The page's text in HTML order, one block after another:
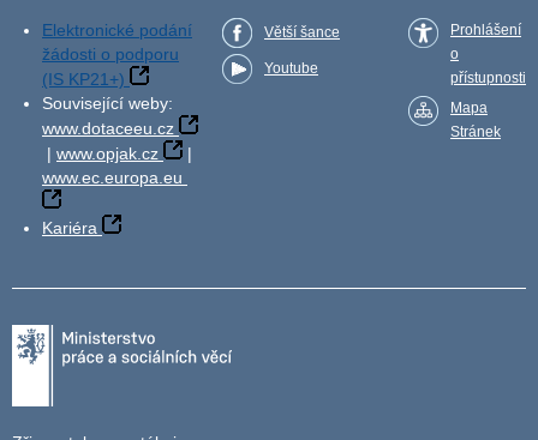
Elektronické podání
žádosti o podporu
(IS KP21+)
Související weby:
www.dotaceeu.cz
| www.opjak.cz
|
www.ec.europa.eu
Kariéra
Větší šance
Youtube
Prohlášení
o
přístupnosti
Mapa
Stránek